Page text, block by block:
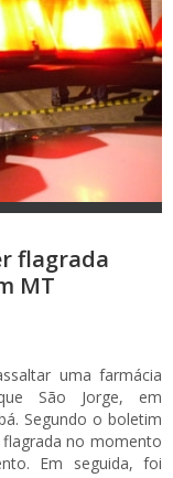
flagrada
MT
uma farmácia
São Jorge, em
Segundo o boletim
no momento
Em seguida, foi